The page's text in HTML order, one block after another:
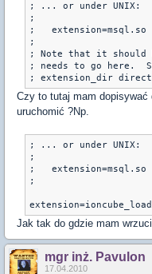
; ... or under UNIX:
;
;   extension=msql.so
;
; Note that it should
; needs to go here.
Czy to tutaj mam
uruchomić ?Np.
; ... or under UNIX:
;
;   extension=msql.so
;
Jak tak do gdzie mam
mgr inż. Pavulon
17.04.2010